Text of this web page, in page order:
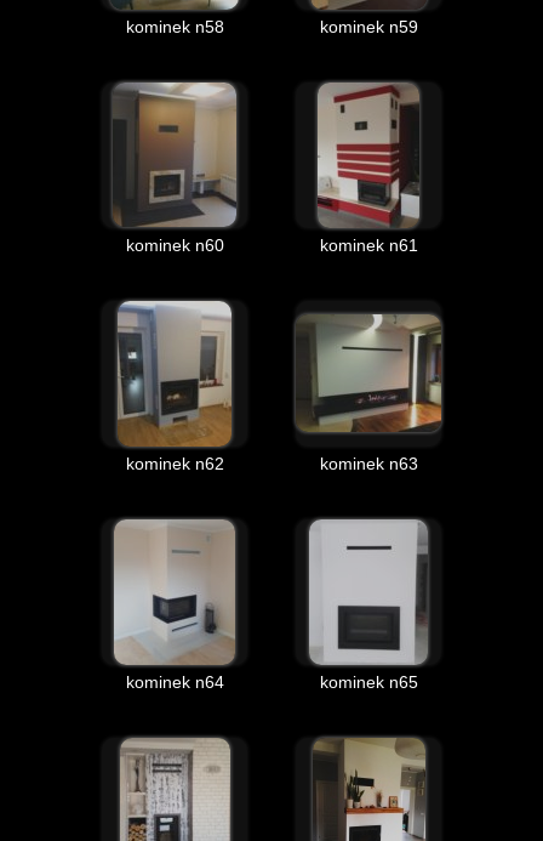
kominek n58 kominek n59
kominek n60 kominek n61
kominek n62 kominek n63
kominek n64 kominek n65